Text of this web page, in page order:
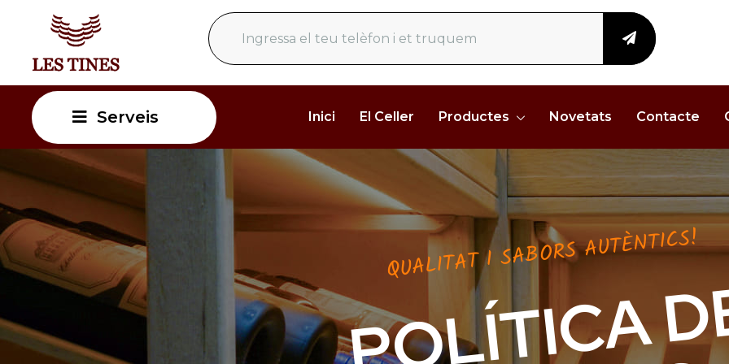
Serveis Inici El Celler Productes Novetats Contacte
QUALITAT I SABORS AUTÈNTICS!